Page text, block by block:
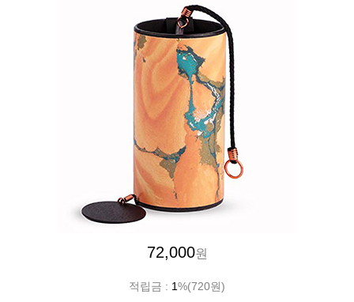
72,000원
적립금 : 1%(720원)